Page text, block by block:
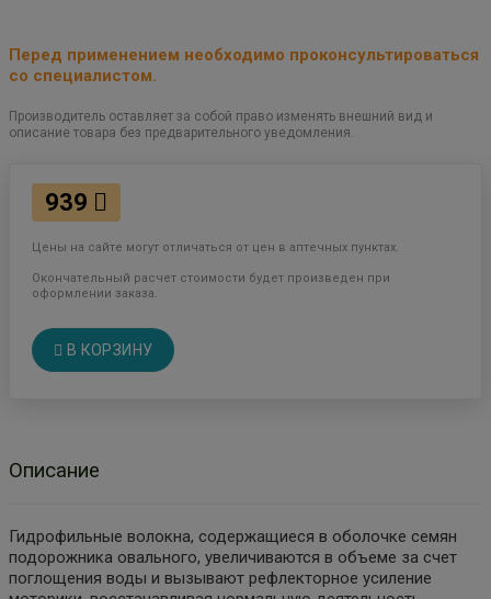
Перед применением необходимо проконсультироваться
со специалистом.
Производитель оставляет за собой право изменять внешний вид и
описание товара без предварительного уведомления.
939
Цены на сайте могут отличаться от цен в аптечных пунктах.
Окончательный расчет стоимости будет произведен при
оформлении заказа.
В КОРЗИНУ
Описание
Гидрофильные волокна, содержащиеся в оболочке семян
подорожника овального, увеличиваются в объеме за счет
поглощения воды и вызывают рефлекторное усиление